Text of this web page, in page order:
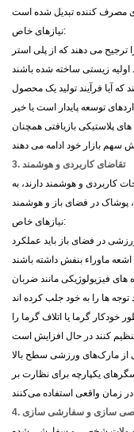
نیازهای خاص:
ترجیح می دهند که از پلی استر
که آیا فرآیند تولید یک محصول
پلاستیکی بازیافتی همچنان
3. تقاضای کاربردی و هوشمند
کاربردی و هوشمند دارند، به
نیازهای خاص:
در فضای باز باید عملکرد
های فیزیولوژیکی مانند ضربان
خودکار گرما یا اتلاف گرما را
مارک‌های ورزشی سطح بالا
یکپارچه برای نظارت بر
سازی و سفارشی سازی